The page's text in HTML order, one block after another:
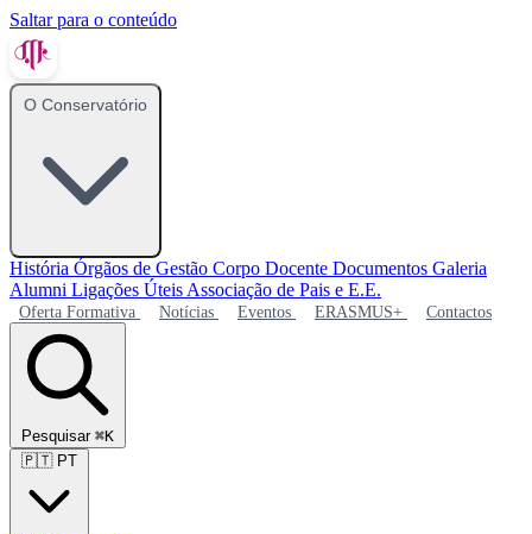
Saltar para o conteúdo
O Conservatório
História Órgãos de Gestão Corpo Docente Documentos Galeria
Alumni Ligações Úteis Associação de Pais e E.E.
Oferta Formativa Notícias Eventos ERASMUS+ Contactos
Pesquisar ⌘K
🇵🇹 PT